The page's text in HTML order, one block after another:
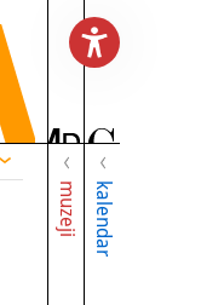
muzeji kalendar